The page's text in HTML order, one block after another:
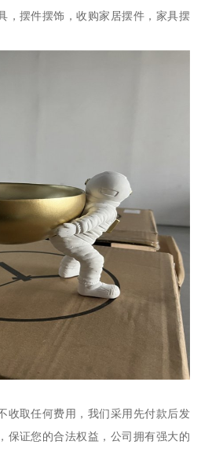
，摆件摆饰，收购家居摆件，家具摆
收取任何费用，我们采用先付款后发
保证您的合法权益，公司拥有强大的